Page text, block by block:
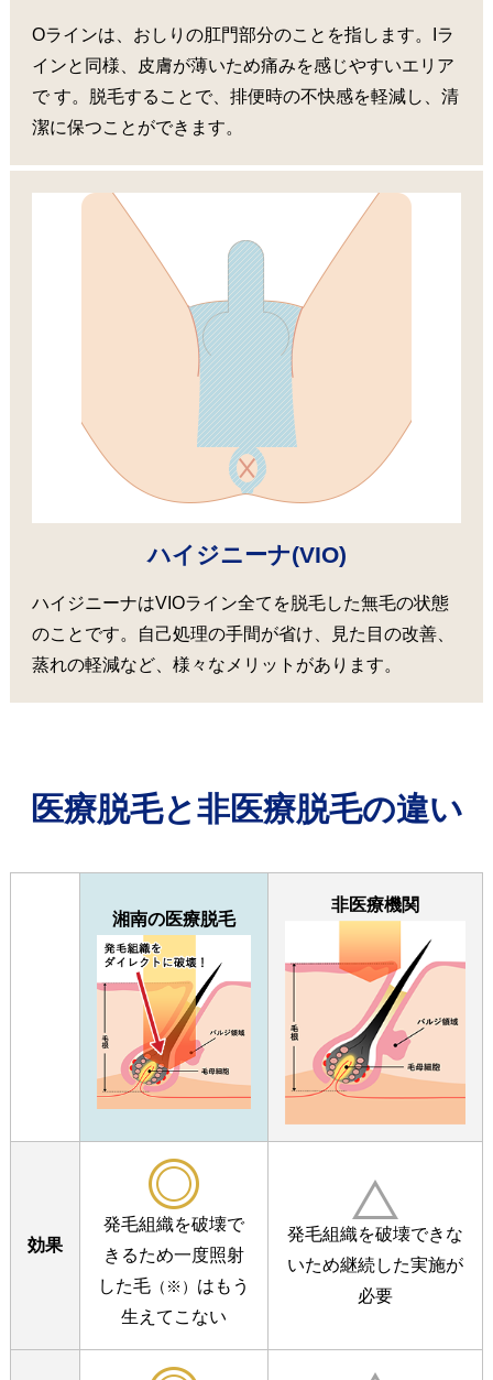
Oラインは、おしりの肛門部分のことを指します。Iラ
インと同様、皮膚が薄いため痛みを感じやすいエリア
で す。脱毛することで、排便時の不快感を軽減し、清
潔に保つことができます。
ハイジニーナ(VIO)
ハイジニーナはVIOライン全てを脱毛した無毛の状態
のことです。自己処理の手間が省け、見た目の改善、
蒸れの軽減など、様々なメリットがあります。
医療脱毛と非医療脱毛の違い
湘南の医療脱毛
非医療機関
効果
発毛組織を破壊で
きるため一度照射
した毛（※） はもう
生えてこない
発毛組織を破壊できな
いため継続した実施が
必要